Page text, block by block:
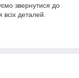
звернутися до
деталей.